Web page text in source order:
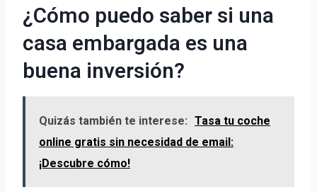
¿Cómo puedo saber si una
casa embargada es una
buena inversión?
Quizás también te interese: Tasa tu coche
online gratis sin necesidad de email:
¡Descubre cómo!